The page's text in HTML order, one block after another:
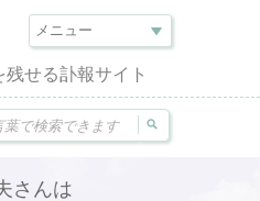
せる訃報サイト
さんは